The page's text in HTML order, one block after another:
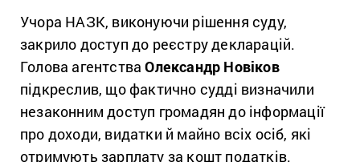
Учора НАЗК, виконуючи рішення суду,
закрило доступ до реєстру декларацій.
Голова агентстваОлександр Новіков
підкреслив, що фактично судді визначили
незаконним доступ громадян до інформації
про доходи, видатки й майно всіх осіб, які
отримують зарплату за кошт податків.